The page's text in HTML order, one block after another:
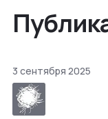
3 сентября 2025